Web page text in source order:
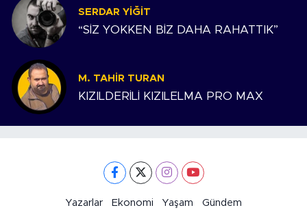
SERDAR YIĞIT
“SİZ YOKKEN BİZ DAHA RAHATTIK”
M. TAHIR TURAN
KIZILDERİLİ KIZILELMA PRO MAX
Yazarlar Ekonomi Yaşam Gündem